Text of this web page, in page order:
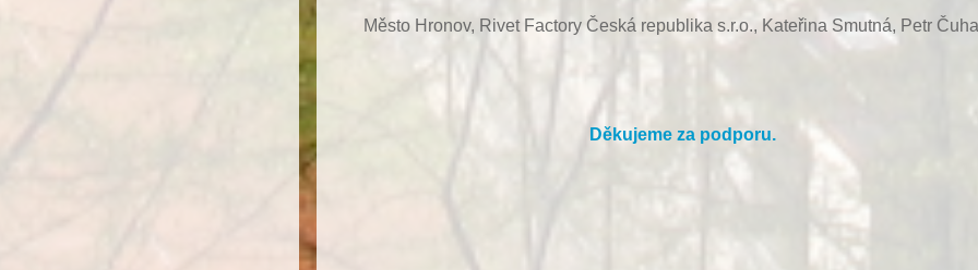
Město Hronov, Rivet Factory Česká republika s.r.o., Kateřina Smutná, Petr
Děkujeme za podporu.